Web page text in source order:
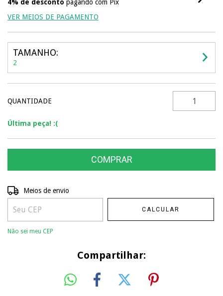
4% de desconto pagando com Pix
VER MEIOS DE PAGAMENTO
TAMANHO:
2
QUANTIDADE
Última peça! :(
Entregas para o CEP:
Meios de envio
CALCULAR
Não sei meu CEP
Compartilhar: